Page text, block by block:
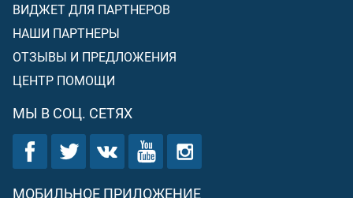
ВИДЖЕТ ДЛЯ ПАРТНЕРОВ
НАШИ ПАРТНЕРЫ
ОТЗЫВЫ И ПРЕДЛОЖЕНИЯ
ЦЕНТР ПОМОЩИ
МЫ В СОЦ. СЕТЯХ
МОБИЛЬНОЕ ПРИЛОЖЕНИЕ